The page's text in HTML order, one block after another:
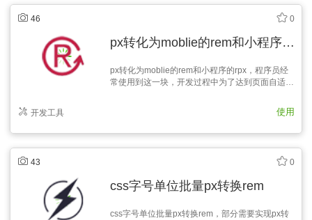
46 0
px转化为moblie的rem和小程序的rpx
px转化为moblie的rem和小程序的rpx，程序员经
常使用到这一块，开发过程中为了达到页面自适应
单位：px+百分比（针对宽度）。各种移动端兼容
开发工具 使用
43 0
css字号单位批量px转换rem
css字号单位批量px转换rem，部分需要实现px转